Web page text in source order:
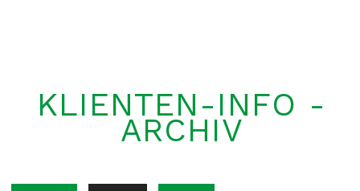
KLIENTEN-INFO -
ARCHIV